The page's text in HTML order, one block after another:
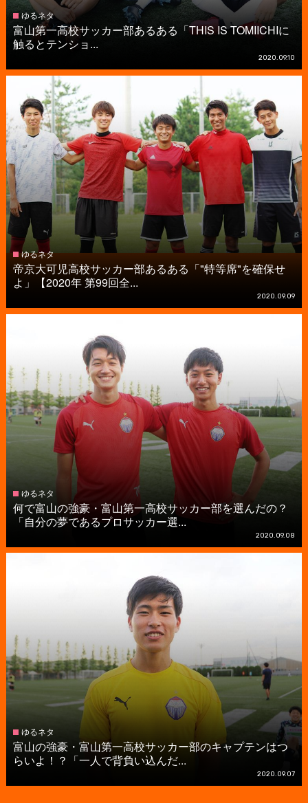
ゆるネタ
富山第一高校サッカー部あるある「THIS IS TOMIICHIに
触るとテンショ...
2020.09.10
ゆるネタ
帝京大可児高校サッカー部あるある「"特等席"を確保せ
よ」【2020年 第99回全...
2020.09.09
ゆるネタ
何で富山の強豪・富山第一高校サッカー部を選んだの？
「自分の夢であるプロサッカー選...
2020.09.08
ゆるネタ
富山の強豪・富山第一高校サッカー部のキャプテンはつ
らいよ！？「一人で背負い込んだ...
2020.09.07